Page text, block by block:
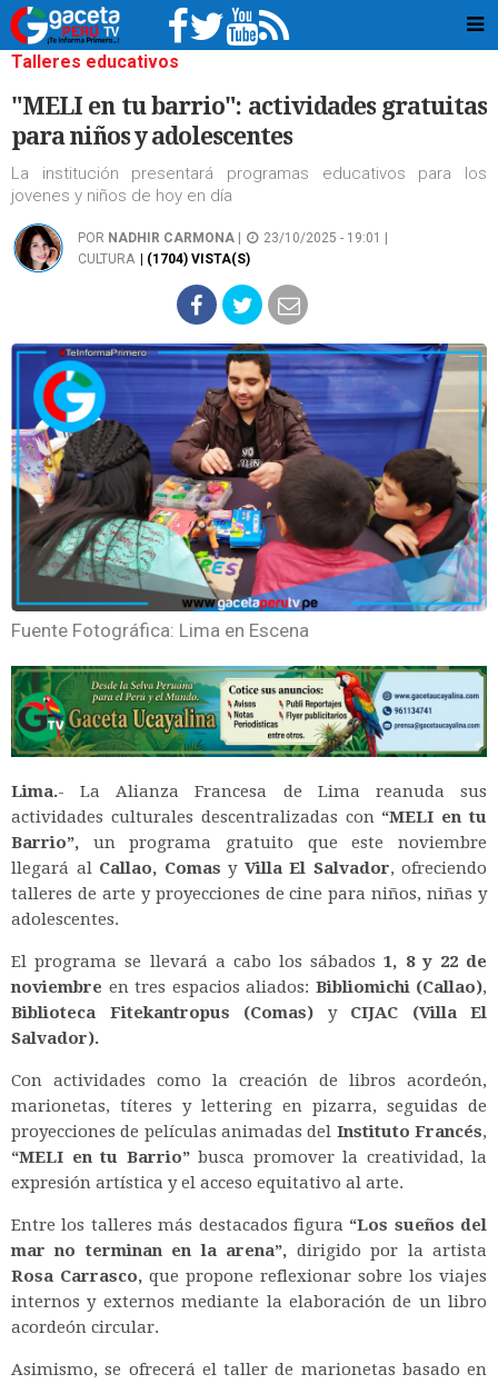
Talleres educativos
"MELI en tu barrio": actividades gratuitas
para niños y adolescentes
La institución presentará programas educativos para los
jovenes y niños de hoy en día
POR NADHIR CARMONA
23/10/2025 - 19:01 |
CULTURA
| (1704) VISTA(S)
Fuente Fotográfica: Lima en Escena
Lima.- La Alianza Francesa de Lima reanuda sus
actividades culturales descentralizadas con “MELI en tu
Barrio”, un programa gratuito que este noviembre
llegará al Callao, Comas y Villa El Salvador, ofreciendo
talleres de arte y proyecciones de cine para niños, niñas y
adolescentes.
El programa se llevará a cabo los sábados 1, 8 y 22 de
noviembre en tres espacios aliados: Bibliomichi (Callao),
Biblioteca Fitekantropus (Comas) y CIJAC (Villa El
Salvador).
Con actividades como la creación de libros acordeón,
marionetas, títeres y lettering en pizarra, seguidas de
proyecciones de películas animadas del Instituto Francés,
“MELI en tu Barrio”busca promover la creatividad, la
expresión artística y el acceso equitativo al arte.
Entre los talleres más destacados figura “Los sueños del
mar no terminan en la arena”, dirigido por la artista
Rosa Carrasco, que propone reflexionar sobre los viajes
internos y externos mediante la elaboración de un libro
acordeón circular.
Asimismo, se ofrecerá el taller de marionetas basado en